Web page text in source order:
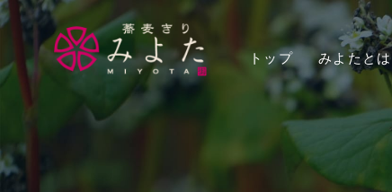
トップ みよたとは